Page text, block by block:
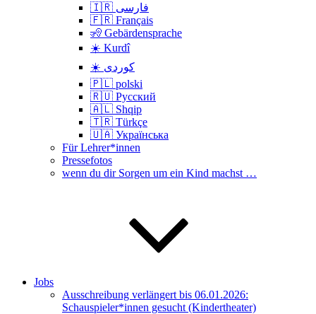
🇮🇷 فارسی
🇫🇷 Français
🧏 Gebärdensprache
☀️ Kurdî
☀️ کوردی
🇵🇱 polski
🇷🇺 Русский
🇦🇱 Shqip
🇹🇷 Türkçe
🇺🇦 Українська
Für Lehrer*innen
Pressefotos
wenn du dir Sorgen um ein Kind machst …
Jobs
Ausschreibung verlängert bis 06.01.2026:
Schauspieler*innen gesucht (Kindertheater)